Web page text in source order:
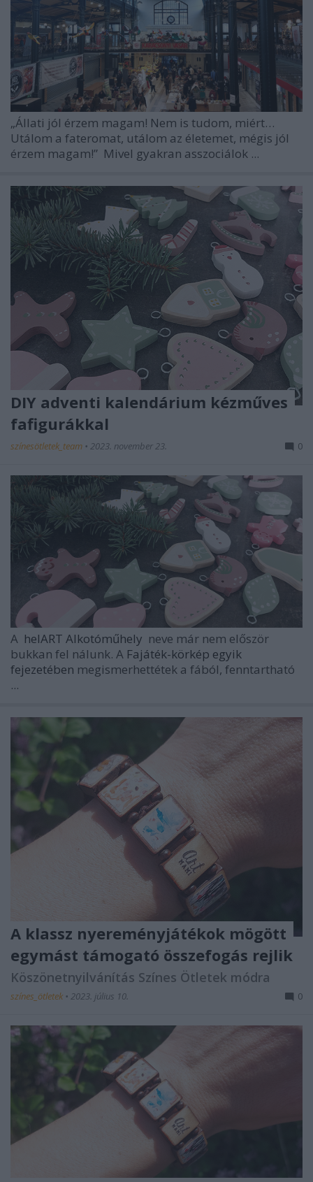
„Állati jól érzem magam! Nem is tudom, miért…
Utálom a fateromat, utálom az életemet, mégis jól
érzem magam!” Mivel gyakran asszociálok ...
DIY adventi kalendárium kézműves
fafigurákkal
színesötletek_team • 2023. november 23. 0
A helART Alkotóműhely neve már nem először
bukkan fel nálunk. A Fajáték-körkép egyik
fejezetében megismerhettétek a fából, fenntartható
...
A klassz nyereményjátékok mögött
egymást támogató összefogás rejlik
Köszönetnyilvánítás Színes Ötletek módra
színes_ötletek • 2023. július 10. 0